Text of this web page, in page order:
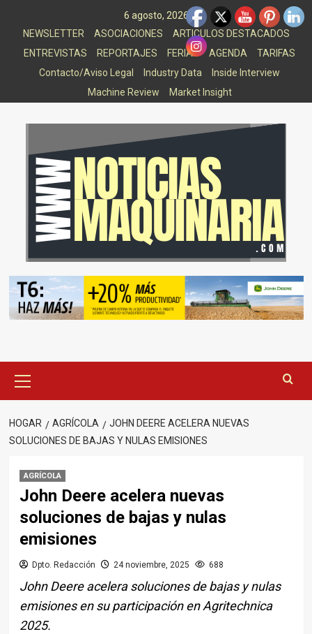
6 agosto, 2026
NEWSLETTER
ASOCIACIONES
ARTICULOS DESTACADOS
ENTREVISTAS
REPORTAJES FERIAS AGENDA
TARIFAS
Contacto/Aviso Legal
Industry Data
Inside Interview
Machine Review
Market Insight
principal
HOGAR AGRÍCOLA
JOHN DEERE ACELERA NUEVAS
SOLUCIONES DE BAJAS Y NULAS EMISIONES
AGRÍCOLA
John Deere acelera nuevas
soluciones de bajas y nulas
emisiones
Dpto. Redacción 24 noviembre, 2025 688
John Deere acelera soluciones de bajas y nulas
emisiones en su participación en Agritechnica
2025.